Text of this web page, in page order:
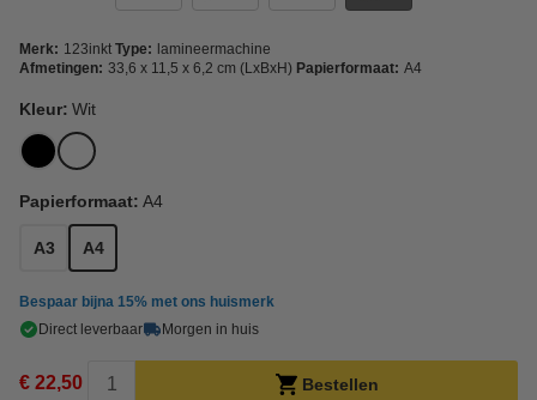
Merk: 123inkt Type: lamineermachine
Afmetingen: 33,6 x 11,5 x 6,2 cm (LxBxH) Papierformaat: A4
Kleur: Wit
Papierformaat: A4
A3 A4
Bespaar bijna 15% met ons huismerk
Direct leverbaar
Morgen in huis
€ 22,50 Bestellen